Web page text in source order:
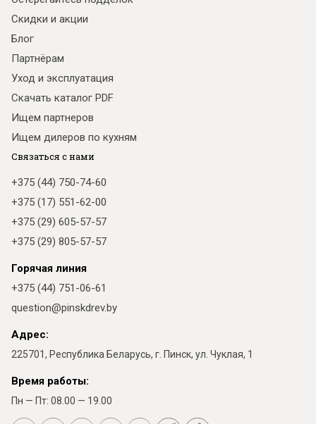
Скидки и акции
Блог
Партнёрам
Уход и эксплуатация
Скачать каталог PDF
Ищем партнеров
Ищем дилеров по кухням
Связаться с нами
+375 (44) 750-74-60
+375 (17) 551-62-00
+375 (29) 605-57-57
+375 (29) 805-57-57
Горячая линия
+375 (44) 751-06-61
question@pinskdrev.by
Адрес:
225701, Республика Беларусь, г. Пинск, ул. Чуклая, 1
Время работы:
Пн — Пт: 08.00 — 19.00